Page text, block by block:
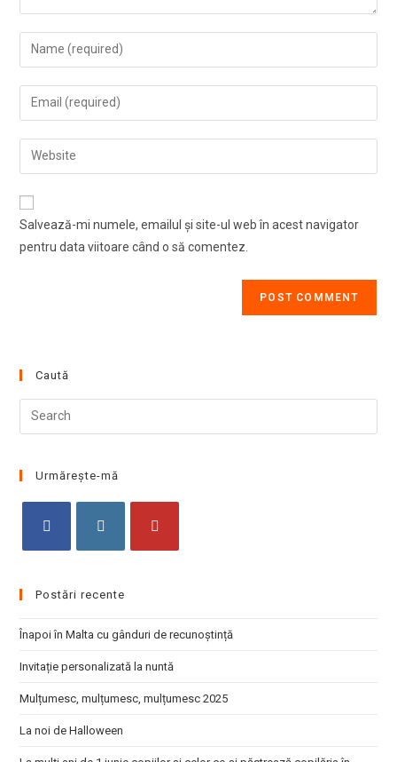
Enter
your
name
comment
Enter
your
email
address
comment
Enter
your
website
Salvează-mi numele, emailul și site-ul web în acest navigator
pentru data viitoare când o să comentez.
Caută
Urmărește-mă
a
new
new
new
Postări recente
Înapoi în Malta cu gânduri de recunoștință
Invitație personalizată la nuntă
Mulțumesc, mulțumesc, mulțumesc 2025
La noi de Halloween